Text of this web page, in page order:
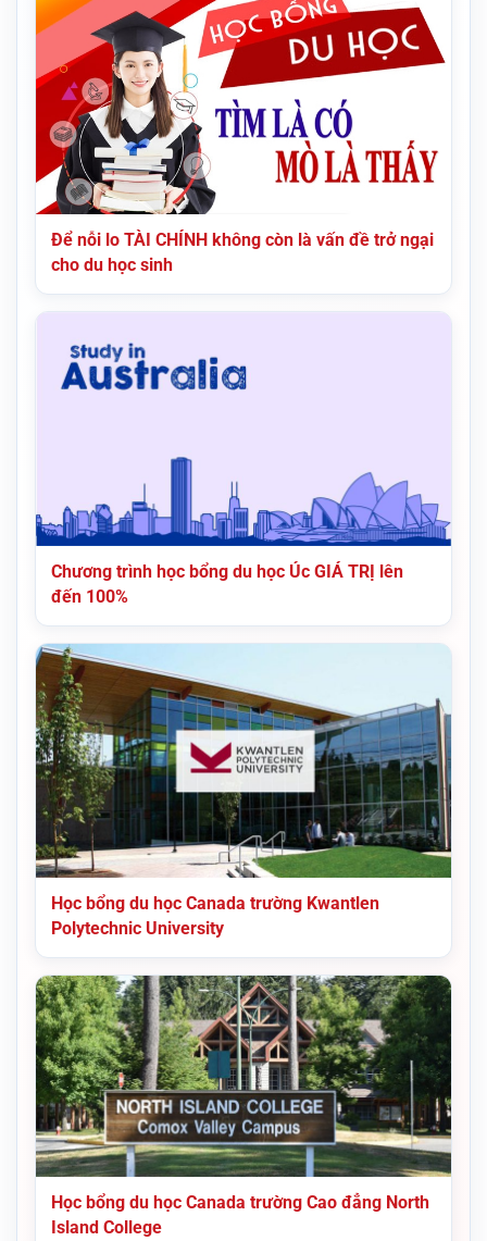
Để nỗi lo TÀI CHÍNH không còn là vấn đề trở ngại
cho du học sinh
Chương trình học bổng du học Úc GIÁ TRỊ lên
đến 100%
Học bổng du học Canada trường Kwantlen
Polytechnic University
Học bổng du học Canada trường Cao đẳng North
Island College